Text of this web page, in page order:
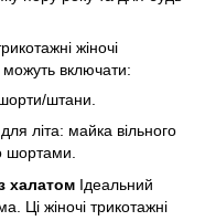
жіночі
можуть включати:
штани.
літа: майка вільного
шортами.
халатом Ідеальний
Ці жіночі трикотажні